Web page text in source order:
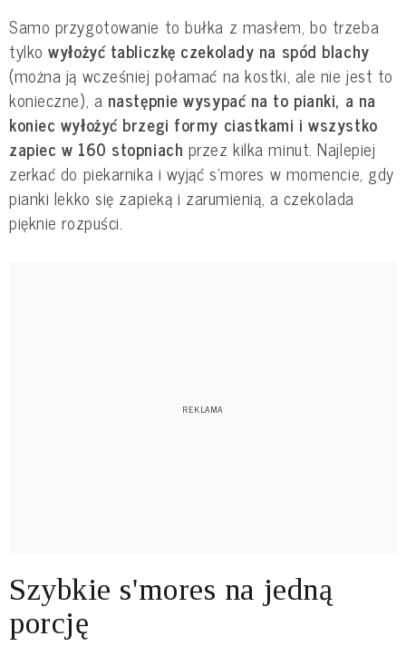
Samo przygotowanie to bułka z masłem, bo trzeba
tylkowyłożyć tabliczkę czekolady na spód blachy
(można ją wcześniej połamać na kostki, ale nie jest to
konieczne), a następnie wysypać na to pianki, a na
koniec wyłożyć brzegi formy ciastkami i wszystko
zapiec w 160 stopniach przez kilka minut. Najlepiej
zerkać do piekarnika i wyjąć s'mores w momencie, gdy
pianki lekko się zapieką i zarumienią, a czekolada
pięknie rozpuści.
Szybkie s'mores na jedną
porcję